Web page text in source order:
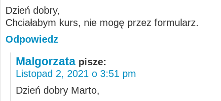
Dzień dobry,
Chciałabym kurs, nie mogę przez formularz.
Odpowiedz
Malgorzata pisze:
Listopad 2, 2021 o 3:51 pm
Dzień dobry Marto,